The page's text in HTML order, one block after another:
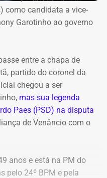
de um procedimento
das condutas
também pede
legais cabíveis,
de denúncia.
anexou capturas
das postagens
sociais.
como candidata a vice-
Garotinho ao governo
entre a chapa de
partido do coronel da
chegou a ser
mas sua legenda
Paes (PSD) na disputa
de Venâncio com o
anos e está na PM do
pelo 24º BPM e pela